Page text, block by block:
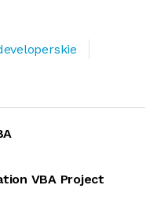
VBA Project